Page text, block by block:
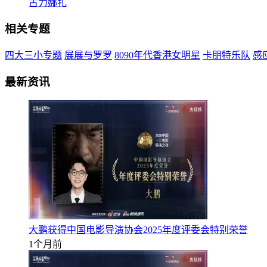
古力娜扎
相关专题
四大三小专题 展展与罗罗 8090年代香港女明星 卡朋特乐队 感
最新资讯
大鹏获得中国电影导演协会2025年度评委会特别荣誉
1个月前